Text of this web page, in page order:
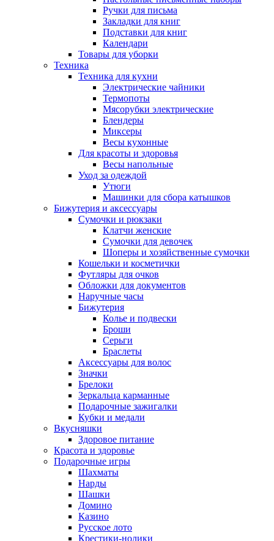
Ручки для письма
Закладки для книг
Подставки для книг
Календари
Товары для уборки
Техника
Техника для кухни
Электрические чайники
Термопоты
Мясорубки электрические
Блендеры
Миксеры
Весы кухонные
Для красоты и здоровья
Весы напольные
Уход за одеждой
Утюги
Машинки для сбора катышков
Бижутерия и аксессуары
Сумочки и рюкзаки
Клатчи женские
Сумочки для девочек
Шоперы и хозяйственные сумочки
Кошельки и косметички
Футляры для очков
Обложки для документов
Наручные часы
Бижутерия
Колье и подвески
Броши
Серьги
Браслеты
Аксессуары для волос
Значки
Брелоки
Зеркальца карманные
Подарочные зажигалки
Кубки и медали
Вкусняшки
Здоровое питание
Красота и здоровье
Подарочные игры
Шахматы
Нарды
Шашки
Домино
Казино
Русское лото
Крестики-нолики